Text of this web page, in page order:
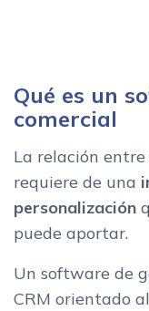
Qué es un
comercial
La relación
requiere de una
personalización
puede aportar.
Un software de
CRM orientado